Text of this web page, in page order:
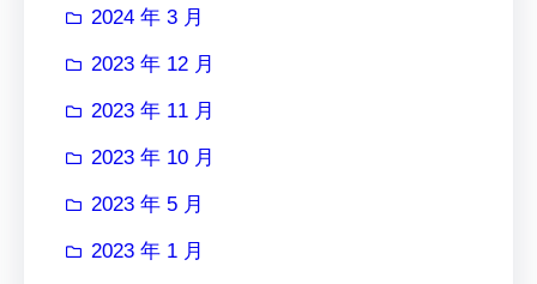
2024 年 3 月
2023 年 12 月
2023 年 11 月
2023 年 10 月
2023 年 5 月
2023 年 1 月